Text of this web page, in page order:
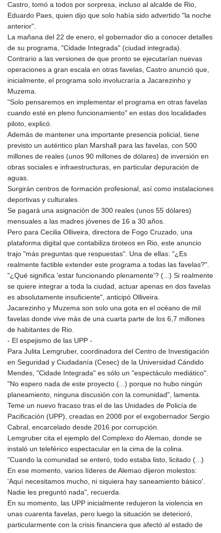
Castro, tomó a todos por sorpresa, incluso al alcalde de Rio,
Eduardo Paes, quien dijo que solo había sido advertido "la noche
anterior".
La mañana del 22 de enero, el gobernador dio a conocer detalles
de su programa, "Cidade Integrada" (ciudad integrada).
Contrario a las versiones de que pronto se ejecutarían nuevas
operaciones a gran escala en otras favelas, Castro anunció que,
inicialmente, el programa solo involucraría a Jacarezinho y
Muzema.
"Solo pensaremos en implementar el programa en otras favelas
cuando esté en pleno funcionamiento" en estas dos localidades
piloto, explicó.
Además de mantener una importante presencia policial, tiene
previsto un auténtico plan Marshall para las favelas, con 500
millones de reales (unos 90 millones de dólares) de inversión en
obras sociales e infraestructuras, en particular depuración de
aguas.
Surgirán centros de formación profesional, así como instalaciones
deportivas y culturales.
Se pagará una asignación de 300 reales (unos 55 dólares)
mensuales a las madres jóvenes de 16 a 30 años.
Pero para Cecilia Olliveira, directora de Fogo Cruzado, una
plataforma digital que contabiliza tiroteos en Rio, este anuncio
trajo "más preguntas que respuestas". Una de ellas: "¿Es
realmente factible extender este programa a todas las favelas?".
"¿Qué significa 'estar funcionando plenamente'? (...) Si realmente
se quiere integrar a toda la ciudad, actuar apenas en dos favelas
es absolutamente insuficiente", anticipó Olliveira.
Jacarezinho y Muzema son solo una gota en el océano de mil
favelas donde vive más de una cuarta parte de los 6,7 millones
de habitantes de Rio.
- El espejismo de las UPP -
Para Julita Lemgruber, coordinadora del Centro de Investigación
en Seguridad y Ciudadanía (Cesec) de la Universidad Cándido
Mendes, "Cidade Integrada" es sólo un "espectáculo mediático".
"No espero nada de este proyecto (...) porque no hubo ningún
planeamiento, ninguna discusión con la comunidad", lamenta.
Teme un nuevo fracaso tras el de las Unidades de Policía de
Pacificación (UPP), creadas en 2008 por el exgobernador Sergio
Cabral, encarcelado desde 2016 por corrupción.
Lemgruber cita el ejemplo del Complexo do Alemao, donde se
instaló un teleférico espectacular en la cima de la colina.
"Cuando la comunidad se enteró, todo estaba listo, licitado (...)
En ese momento, varios líderes de Alemao dijeron molestos:
'Aquí necesitamos mucho, ni siquiera hay saneamiento básico'.
Nadie les preguntó nada", recuerda.
En su momento, las UPP inicialmente redujeron la violencia en
unas cuarenta favelas, pero luego la situación se deterioró,
particularmente con la crisis financiera que afectó al estado de